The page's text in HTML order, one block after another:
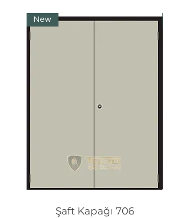
New
Şaft Kapağı 706